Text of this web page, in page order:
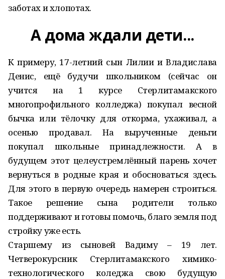
заботах и хлопотах.
А дома ждали дети...
К примеру, 17-летний сын Лилии и Владислава
Денис, ещё будучи школьником (сейчас он
учится на 1 курсе Стерлитамакского
многопрофильного колледжа) покупал весной
бычка или тёлочку для откорма, ухаживал, а
осенью продавал. На вырученные деньги
покупал школьные принадлежности. А в
будущем этот целеустремлённый парень хочет
вернуться в родные края и обосноваться здесь.
Для этого в первую очередь намерен строиться.
Такое решение сына родители только
поддерживают и готовы помочь, благо земля под
стройку уже есть.
Старшему из сыновей Вадиму – 19 лет.
Четверокурсник Стерлитамакского химико-
технологического коледжа свою будущую